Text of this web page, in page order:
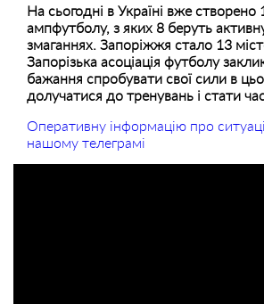
На сьогодні в Україні вже створено
ампфутболу, з яких 8 беруть
змаганнях. Запоріжжя стало 13
Запорізька асоціація футболу
бажання спробувати свої сили в
долучатися до тренувань і стати
Оперативну інформацію про
нашому телеграмі